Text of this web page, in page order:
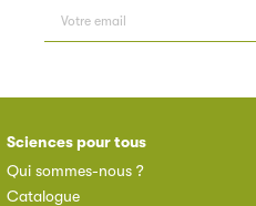
Sciences pour tous
Qui sommes-nous ?
Catalogue